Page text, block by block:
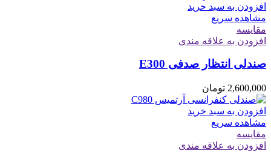
افزودن به سبد خرید
مشاهده سریع
مقایسه
افزودن به علاقه مندی
صندلی انتظار صدفی E300
2,600,000 تومان
افزودن به سبد خرید
مشاهده سریع
مقایسه
افزودن به علاقه مندی